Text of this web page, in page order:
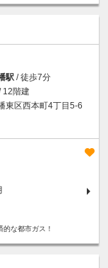
駅 / 徒歩7分
12階建
東区西本町4丁目5-6
な都市ガス！